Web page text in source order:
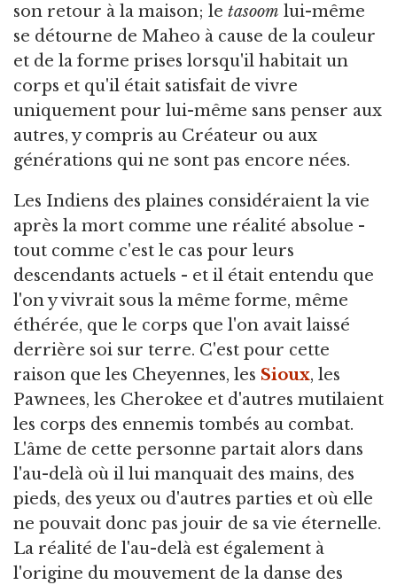
son retour à la maison; le tasoom lui-même
se détourne de Maheo à cause de la couleur
et de la forme prises lorsqu'il habitait un
corps et qu'il était satisfait de vivre
uniquement pour lui-même sans penser aux
autres, y compris au Créateur ou aux
générations qui ne sont pas encore nées.
Les Indiens des plaines considéraient la vie
après la mort comme une réalité absolue -
tout comme c'est le cas pour leurs
descendants actuels - et il était entendu que
l'on y vivrait sous la même forme, même
éthérée, que le corps que l'on avait laissé
derrière soi sur terre. C'est pour cette
raison que les Cheyennes, les Sioux, les
Pawnees, les Cherokee et d'autres mutilaient
les corps des ennemis tombés au combat.
L'âme de cette personne partait alors dans
l'au-delà où il lui manquait des mains, des
pieds, des yeux ou d'autres parties et où elle
ne pouvait donc pas jouir de sa vie éternelle.
La réalité de l'au-delà est également à
l'origine du mouvement de la danse des